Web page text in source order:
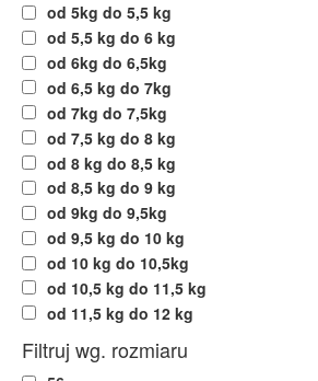
od 5kg do 5,5 kg
od 5,5 kg do 6 kg
od 6kg do 6,5kg
od 6,5 kg do 7kg
od 7kg do 7,5kg
od 7,5 kg do 8 kg
od 8 kg do 8,5 kg
od 8,5 kg do 9 kg
od 9kg do 9,5kg
od 9,5 kg do 10 kg
od 10 kg do 10,5kg
od 10,5 kg do 11,5 kg
od 11,5 kg do 12 kg
Filtruj wg. rozmiaru